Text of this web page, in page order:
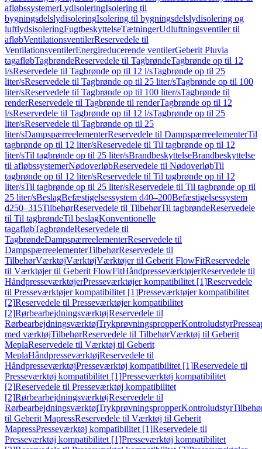
afløbssystemerLydisoleringIsolering til
bygningsdelslydisoleringIsolering til bygningsdelslydisolering og
luftlydsisoleringFugtbeskyttelseTætningerUdluftningsventiler til
afløbVentilationsventilerReservedele til
VentilationsventilerEnergireducerende ventilerGeberit Pluvia
tagafløbTagbrøndeReservedele til TagbrøndeTagbrønde op til 12
l/sReservedele til Tagbrønde op til 12 l/sTagbrønde op til 25
liter/sReservedele til Tagbrønde op til 25 liter/sTagbrønde op til 100
liter/sReservedele til Tagbrønde op til 100 liter/sTagbrønde til
renderReservedele til Tagbrønde til renderTagbrønde op til 12
l/sReservedele til Tagbrønde op til 12 l/sTagbrønde op til 25
liter/sReservedele til Tagbrønde op til 25
liter/sDampspærreelementerReservedele til DampspærreelementerTil
tagbrønde op til 12 liter/sReservedele til Til tagbrønde op til 12
liter/sTil tagbrønde op til 25 liter/sBrandbeskyttelseBrandbeskyttelse
til afløbssystemerNødoverløbReservedele til NødoverløbTil
tagbrønde op til 12 liter/sReservedele til Til tagbrønde op til 12
liter/sTil tagbrønde op til 25 liter/sReservedele til Til tagbrønde op til
25 liter/sBeslagBefæstigelsessystem d40–200Befæstigelsessystem
d250–315TilbehørReservedele til TilbehørTil tagbrøndeReservedele
til Til tagbrøndeTil beslagKonventionelle
tagafløbTagbrøndeReservedele til
TagbrøndeDampspærreelementerReservedele til
DampspærreelementerTilbehørReservedele til
TilbehørVærktøjVærktøjVærktøjer til Geberit FlowFitReservedele
til Værktøjer til Geberit FlowFitHåndpresseværktøjerReservedele til
HåndpresseværktøjerPresseværktøjer kompatibilitet [1]Reservedele
til Presseværktøjer kompatibilitet [1]Presseværktøjer kompatibilitet
[2]Reservedele til Presseværktøjer kompatibilitet
[2]RørbearbejdningsværktøjReservedele til
RørbearbejdningsværktøjTrykprøvningspropperKontroludstyr
med værktøjTilbehørReservedele til TilbehørVærktøj til Geberit
MeplaReservedele til Værktøj til Geberit
MeplaHåndpresseværktøjReservedele til
HåndpresseværktøjPresseværktøj kompatibilitet [1]Reservedele til
Presseværktøj kompatibilitet [1]Presseværktøj kompatibilitet
[2]Reservedele til Presseværktøj kompatibilitet
[2]RørbearbejdningsværktøjReservedele til
RørbearbejdningsværktøjTrykprøvningspropperKontroludstyr
til Geberit MapressReservedele til Værktøj til Geberit
MapressPresseværktøj kompatibilitet [1]Reservedele til
Presseværktøj kompatibilitet [1]Presseværktøj kompatibilitet